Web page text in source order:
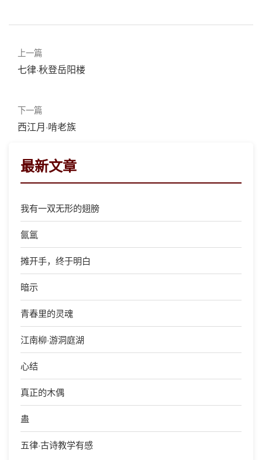
上一篇
七律·秋登岳阳楼
下一篇
西江月·啃老族
最新文章
我有一双无形的翅膀
氤氲
摊开手，终于明白
暗示
青春里的灵魂
江南柳·游洞庭湖
心结
真正的木偶
蛊
五律·古诗教学有感